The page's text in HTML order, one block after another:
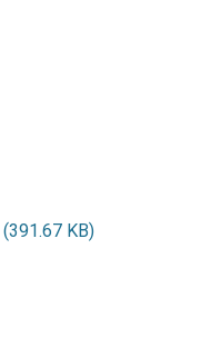
(391.67 KB)